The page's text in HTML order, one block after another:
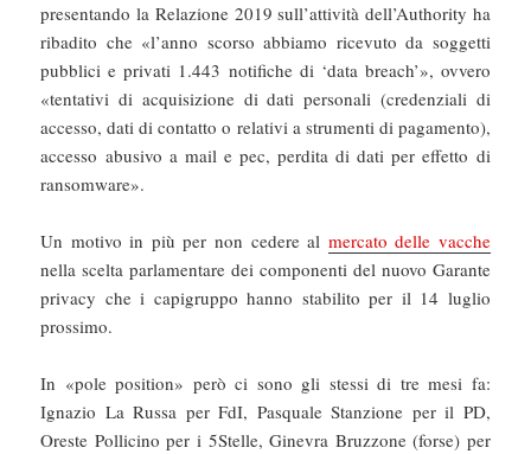
presentando la Relazione 2019 sull’attività dell’Authority ha
ribadito che «l’anno scorso abbiamo ricevuto da soggetti
pubblici e privati 1.443 notifiche di ‘data breach’», ovvero
«tentativi di acquisizione di dati personali (credenziali di
accesso, dati di contatto o relativi a strumenti di pagamento),
accesso abusivo a mail e pec, perdita di dati per effetto di
ransomware».
Un motivo in più per non cedere al mercato delle vacche
nella scelta parlamentare dei componenti del nuovo Garante
privacy che i capigruppo hanno stabilito per il 14 luglio
prossimo.
In «pole position» però ci sono gli stessi di tre mesi fa:
Ignazio La Russa per FdI, Pasquale Stanzione per il PD,
Oreste Pollicino per i 5Stelle, Ginevra Bruzzone (forse) per